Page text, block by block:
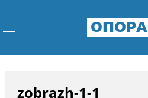
ОПОРА
zobrazh-1-1